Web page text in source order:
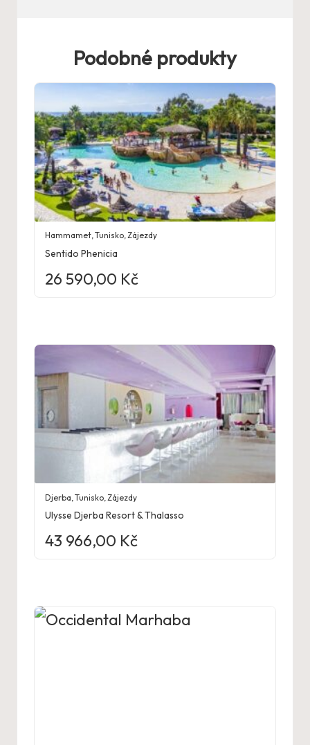
Podobné produkty
Hammamet,Tunisko,Zájezdy
Sentido Phenicia
26 590,00 Kč
Djerba ,Tunisko Zájezdy
Ulysse Djerba Resort & Thalasso
43 966,00 Kč